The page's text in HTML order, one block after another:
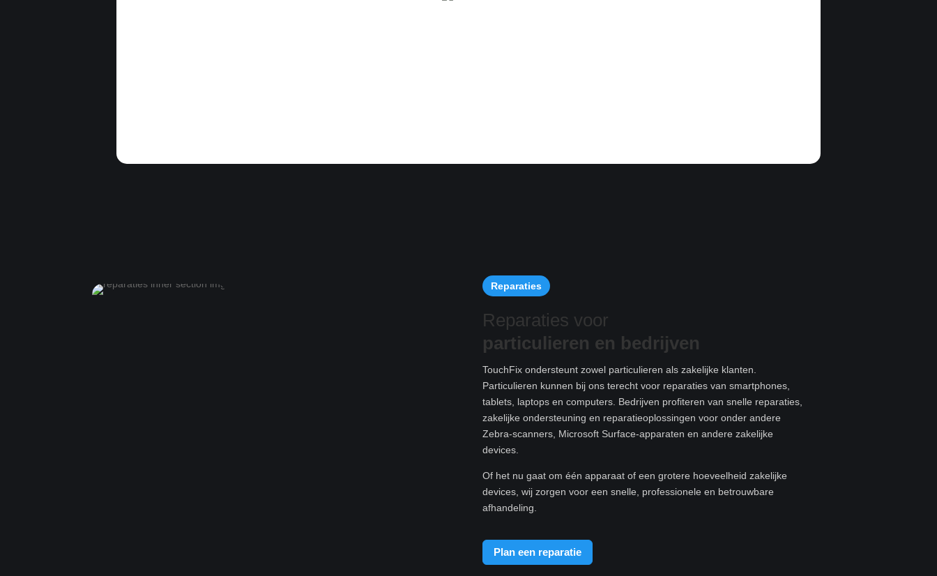
Reparaties
Reparaties voor
particulieren en bedrijven
TouchFix ondersteunt zowel particulieren als zakelijke klanten.
Particulieren kunnen bij ons terecht voor reparaties van smartphones,
tablets, laptops en computers. Bedrijven profiteren van snelle reparaties,
zakelijke ondersteuning en reparatieoplossingen voor onder andere
Zebra-scanners, Microsoft Surface-apparaten en andere zakelijke
devices.
Of het nu gaat om één apparaat of een grotere hoeveelheid zakelijke
devices, wij zorgen voor een snelle, professionele en betrouwbare
afhandeling.
Plan een reparatie